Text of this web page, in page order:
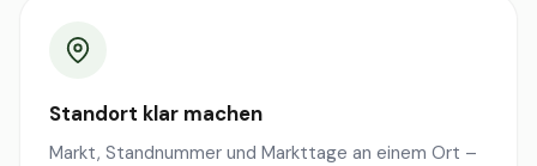
Standort klar machen
Markt, Standnummer und Markttage an einem Ort –